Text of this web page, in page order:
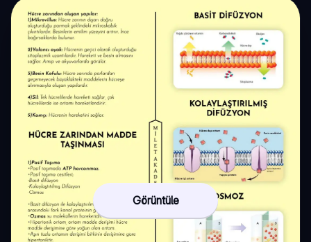
Görüntüle